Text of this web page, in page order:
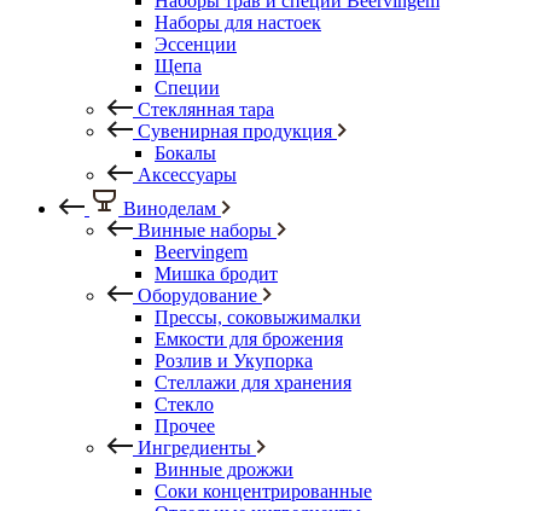
Наборы для настоек
Эссенции
Щепа
Специи
Стеклянная тара
Сувенирная продукция
Бокалы
Аксессуары
Виноделам
Винные наборы
Beervingem
Мишка бродит
Оборудование
Прессы, соковыжималки
Емкости для брожения
Розлив и Укупорка
Стеллажи для хранения
Стекло
Прочее
Ингредиенты
Винные дрожжи
Соки концентрированные